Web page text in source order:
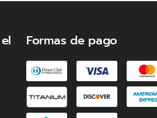
ANTIVIRAL Y
Formas de pago